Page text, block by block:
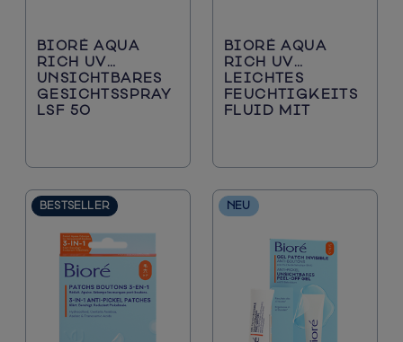
BIORÉ AQUA
RICH UV
UNSICHTBARES
GESICHTSSPRAY
LSF 50
BIORÉ AQUA
RICH UV
LEICHTES
FEUCHTIGKEITS
FLUID MIT
BESTSELLER NEU